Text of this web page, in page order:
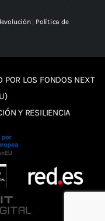
| Política de
POR LOS FONDOS NEXT
Y RESILIENCIA